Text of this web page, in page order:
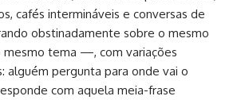
cafés intermináveis e conversas de
obstinadamente sobre o mesmo
tema —, com variações
alguém pergunta para onde vai o
com aquela meia-frase